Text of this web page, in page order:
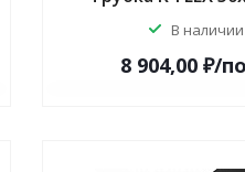
В наличии
8 904,00 ₽/по